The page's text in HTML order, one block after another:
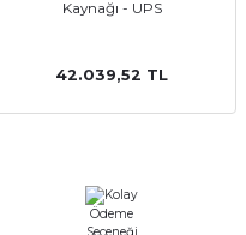
Kaynağı - UPS
42.039,52 TL